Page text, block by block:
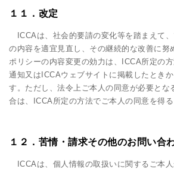
１１．改定
ICCAは、社会的要請の変化等を踏まえて
の内容を適宜見直し、その継続的な改善に努
ポリシーの内容変更の効力は、ICCA所定の
通知又はICCAウェブサイトに掲載したとき
す。ただし、法令上ご本人の同意が必要とな
合は、ICCA所定の方法でご本人の同意を得る
１２．苦情・請求その他のお問い合
ICCAは、個人情報の取扱いに関するご本